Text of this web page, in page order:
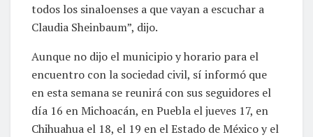
todos los sinaloenses a que vayan a escuchar a
Claudia Sheinbaum”, dijo.
Aunque no dijo el municipio y horario para el
encuentro con la sociedad civil, sí informó que
en esta semana se reunirá con sus seguidores el
día 16 en Michoacán, en Puebla el jueves 17, en
Chihuahua el 18, el 19 en el Estado de México y el